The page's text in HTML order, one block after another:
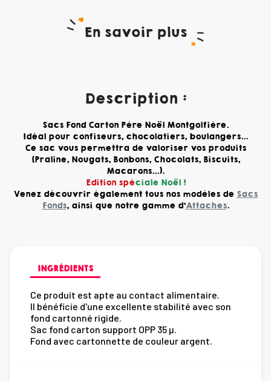
En savoir plus
Description :
Sacs Fond Carton Père Noël Montgolfière.
Idéal pour confiseurs, chocolatiers, boulangers...
Ce sac vous permettra de valoriser vos produits
(Praline, Nougats, Bonbons, Chocolats, Biscuits,
Macarons...).
Edition spéciale Noël !
Venez découvrir également tous nos modèles de Sacs
Fonds, ainsi que notre gamme d'Attaches.
INGRÉDIENTS
Ce produit est apte au contact alimentaire.
Il bénéficie d'une excellente stabilité avec son
fond cartonné rigide.
Sac fond carton support OPP 35 µ.
Fond avec cartonnette de couleur argent.